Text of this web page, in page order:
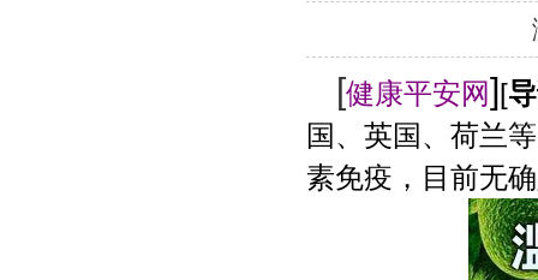
[健康平安网][
国、英国、荷兰
素免疫，目前无